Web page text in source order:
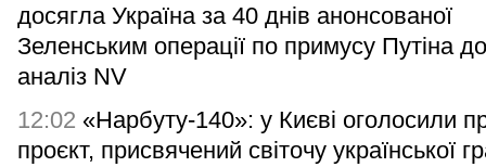
досягла Україна за 40 днів анонсованої
Зеленським операції по примусу Путіна
аналіз NV
12:02 «Нарбуту-140»: у Києві оголосили
проєкт, присвячений світочу української